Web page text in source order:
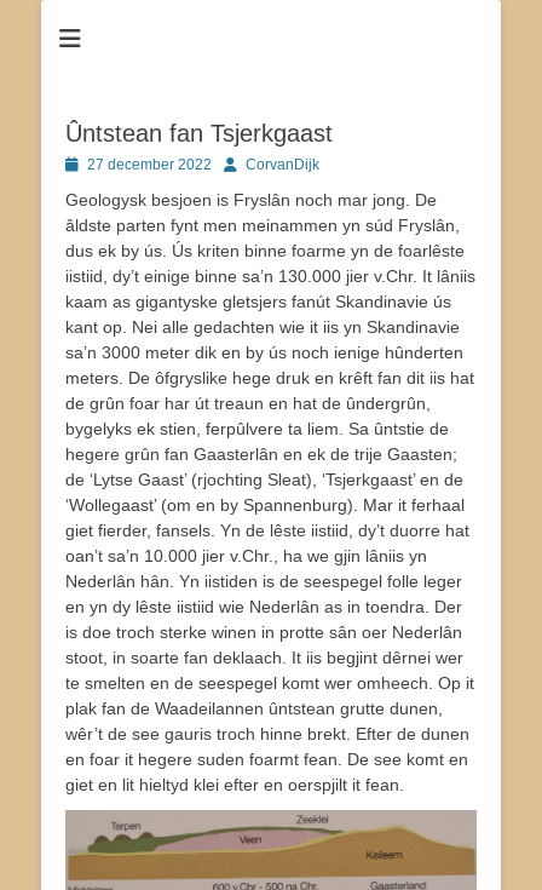
Ûntstean fan Tsjerkgaast
Geplaatst
27 december 2022 AuthorCorvanDijk
Geologysk besjoen is Fryslân noch mar jong. De
âldste parten fynt men meinammen yn súd Fryslân,
dus ek by ús. Ús kriten binne foarme yn de foarlêste
iistiid, dy’t einige binne sa’n 130.000 jier v.Chr. It lâniis
kaam as gigantyske gletsjers fanút Skandinavie ús
kant op. Nei alle gedachten wie it iis yn Skandinavie
sa’n 3000 meter dik en by ús noch ienige hûnderten
meters. De ôfgryslike hege druk en krêft fan dit iis hat
de grûn foar har út treaun en hat de ûndergrûn,
bygelyks ek stien, ferpûlvere ta liem. Sa ûntstie de
hegere grûn fan Gaasterlân en ek de trije Gaasten;
de ‘Lytse Gaast’ (rjochting Sleat), ‘Tsjerkgaast’ en de
‘Wollegaast’ (om en by Spannenburg). Mar it ferhaal
giet fierder, fansels. Yn de lêste iistiid, dy’t duorre hat
oan’t sa’n 10.000 jier v.Chr., ha we gjin lâniis yn
Nederlân hân. Yn iistiden is de seespegel folle leger
en yn dy lêste iistiid wie Nederlân as in toendra. Der
is doe troch sterke winen in protte sân oer Nederlân
stoot, in soarte fan deklaach. It iis begjint dêrnei wer
te smelten en de seespegel komt wer omheech. Op it
plak fan de Waadeilannen ûntstean grutte dunen,
wêr’t de see gauris troch hinne brekt. Efter de dunen
en foar it hegere suden foarmt fean. De see komt en
giet en lit hieltyd klei efter en oerspjilt it fean.